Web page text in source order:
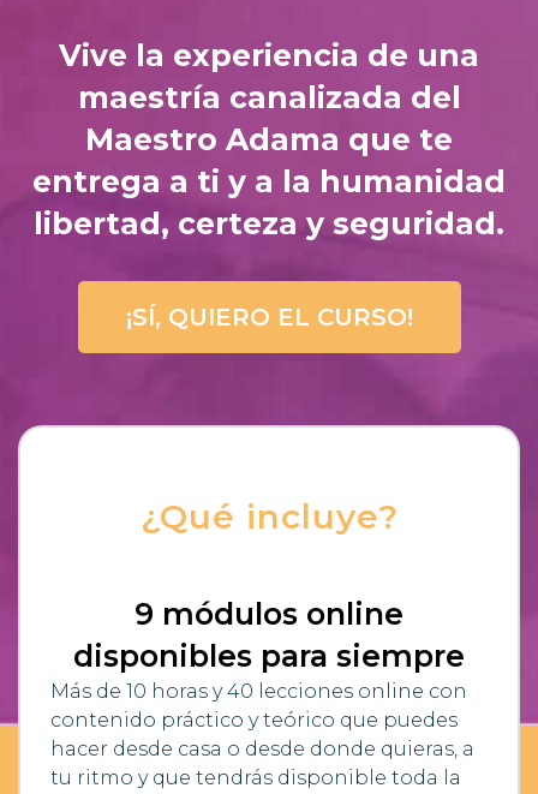
Vive la experiencia de una
maestría canalizada del
Maestro Adama que te
entrega a ti y a la humanidad
libertad, certeza y seguridad.
¡SÍ, QUIERO EL CURSO!
¿Qué incluye?
9 módulos online
disponibles para siempre
Más de 10 horas y 40 lecciones online con
contenido práctico y teórico que puedes
hacer desde casa o desde donde quieras, a
tu ritmo y que tendrás disponible toda la